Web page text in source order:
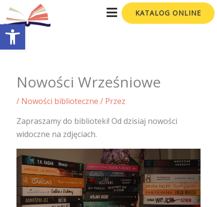
Otwórz pasek narzędzi
Przejdź
do
treści
KATALOG ONLINE
Nowości Wrześniowe
/ Nowości biblioteczne / Przez
Zapraszamy do biblioteki! Od dzisiaj nowości
widoczne na zdjęciach.